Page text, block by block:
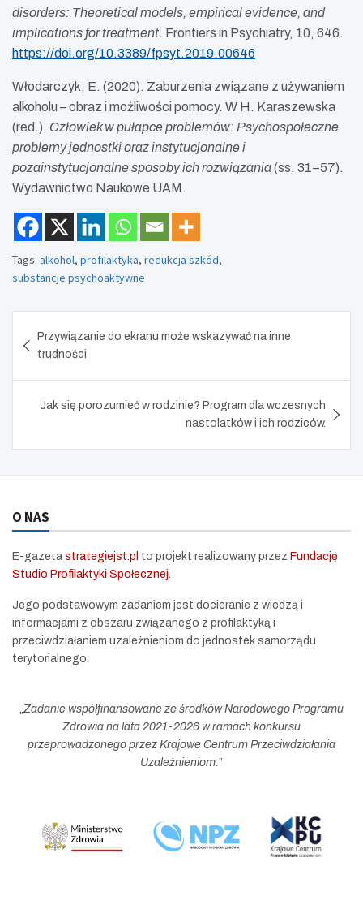
disorders: Theoretical models, empirical evidence, and
implications for treatment. Frontiers in Psychiatry, 10, 646.
https://doi.org/10.3389/fpsyt.2019.00646
Włodarczyk, E. (2020). Zaburzenia związane z używaniem
alkoholu – obraz i możliwości pomocy. W H. Karaszewska
(red.), Człowiek w pułapce problemów: Psychospołeczne
problemy jednostki oraz instytucjonalne i
pozainstytucjonalne sposoby ich rozwiązania(ss. 31–57).
Wydawnictwo Naukowe UAM.
Tags: alkohol, profilaktyka, redukcja szkód,
substancje psychoaktywne
wpisu
Przywiązanie do ekranu może wskazywać na inne
trudności
Jak się porozumieć w rodzinie? Program dla wczesnych
nastolatków i ich rodziców.
O NAS
E-gazeta strategiejst.pl to projekt realizowany przez Fundację
Studio Profilaktyki Społecznej
Jego podstawowym zadaniem jest docieranie z wiedzą i
informacjami z obszaru związanego z profilaktyką i
przeciwdziałaniem uzależnieniom do jednostek samorządu
terytorialnego.
Zadanie współfinansowane ze środków Narodowego Programu
Zdrowia na lata 2021-2026 w ramach konkursu
przeprowadzonego przez Krajowe Centrum Przeciwdziałania
Uzależnieniom. ”